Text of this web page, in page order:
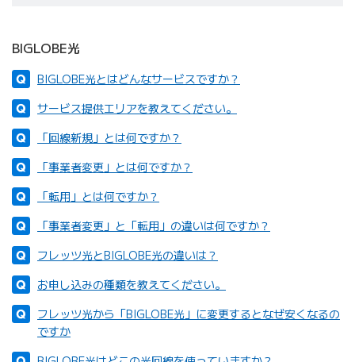
BIGLOBE光
BIGLOBE光とはどんなサービスですか？
サービス提供エリアを教えてください。
「回線新規」とは何ですか？
「事業者変更」とは何ですか？
「転用」とは何ですか？
「事業者変更」と「転用」の違いは何ですか？
フレッツ光とBIGLOBE光の違いは？
お申し込みの種類を教えてください。
フレッツ光から「BIGLOBE光」に変更するとなぜ安くなるの
ですか